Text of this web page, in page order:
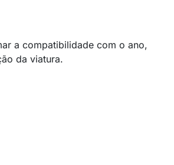
a compatibilidade com o ano,
da viatura.